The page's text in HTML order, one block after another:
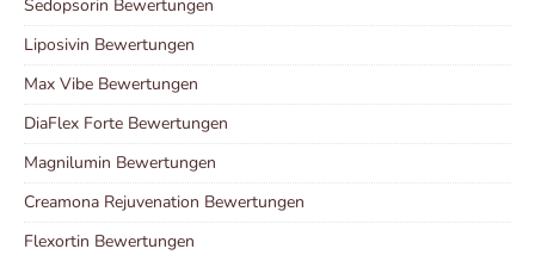
Sedopsorin Bewertungen
Liposivin Bewertungen
Max Vibe Bewertungen
DiaFlex Forte Bewertungen
Magnilumin Bewertungen
Creamona Rejuvenation Bewertungen
Flexortin Bewertungen